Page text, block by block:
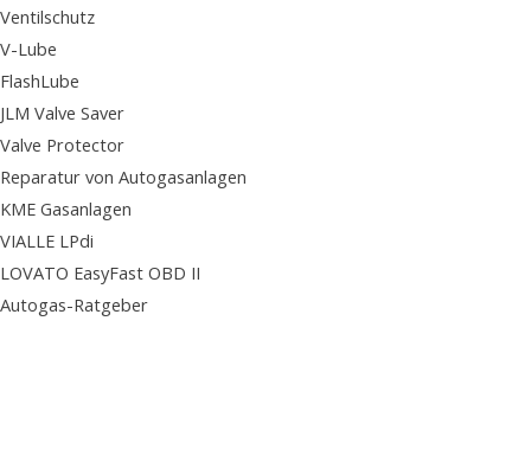
Ventilschutz
V-Lube
FlashLube
JLM Valve Saver
Valve Protector
Reparatur von Autogasanlagen
KME Gasanlagen
VIALLE LPdi
LOVATO EasyFast OBD II
Autogas-Ratgeber